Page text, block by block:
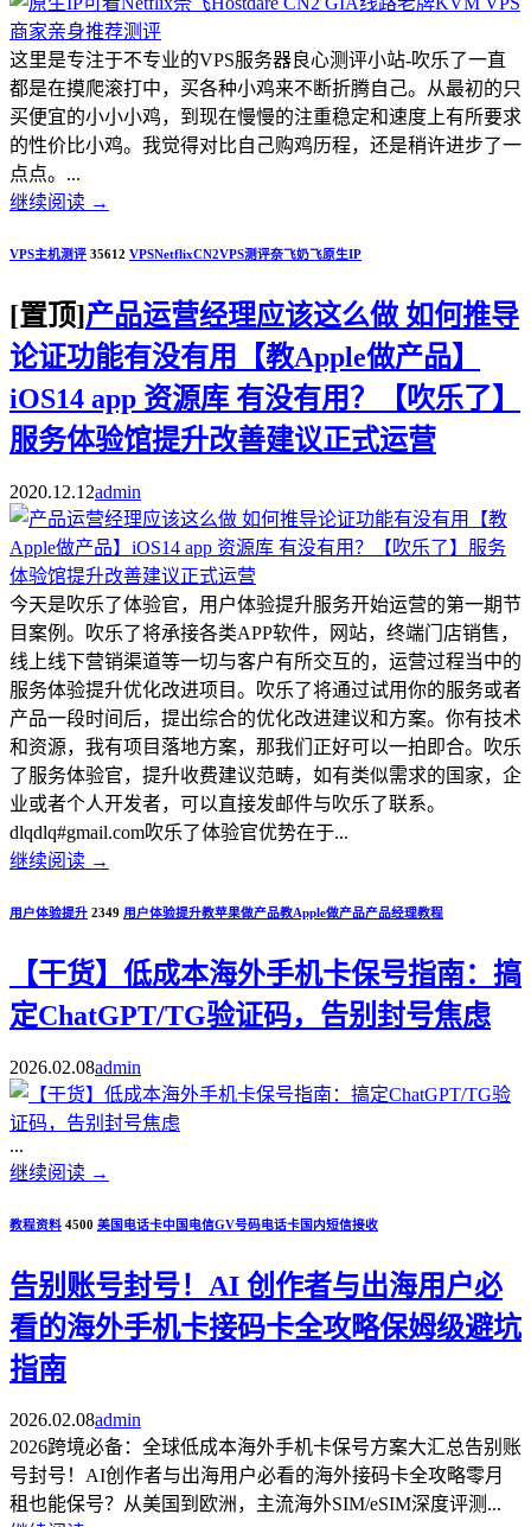
这里是专注于不专业的VPS服务器良心测评小站-吹乐了一直
都是在摸爬滚打中，买各种小鸡来不断折腾自己。从最初的只
买便宜的小小小鸡，到现在慢慢的注重稳定和速度上有所要求
的性价比小鸡。我觉得对比自己购鸡历程，还是稍许进步了一
点点。...
继续阅读 →
VPS主机测评 35612 VPSNetflixCN2VPS测评奈飞奶飞原生IP
[置顶]产品运营经理应该这么做 如何推导
论证功能有没有用【教Apple做产品】
iOS14 app 资源库 有没有用？【吹乐了】
服务体验馆提升改善建议正式运营
2020.12.12admin
今天是吹乐了体验官，用户体验提升服务开始运营的第一期节
目案例。吹乐了将承接各类APP软件，网站，终端门店销售，
线上线下营销渠道等一切与客户有所交互的，运营过程当中的
服务体验提升优化改进项目。吹乐了将通过试用你的服务或者
产品一段时间后，提出综合的优化改进建议和方案。你有技术
和资源，我有项目落地方案，那我们正好可以一拍即合。吹乐
了服务体验官，提升收费建议范畴，如有类似需求的国家，企
业或者个人开发者，可以直接发邮件与吹乐了联系。
dlqdlq#gmail.com吹乐了体验官优势在于...
继续阅读 →
用户体验提升 2349 用户体验提升教苹果做产品教Apple做产品产品经理教程
【干货】低成本海外手机卡保号指南：搞
定ChatGPT/TG验证码，告别封号焦虑
2026.02.08admin
...
继续阅读 →
教程资料 4500 美国电话卡中国电信GV号码电话卡国内短信接收
告别账号封号！AI 创作者与出海用户必
看的海外手机卡接码卡全攻略保姆级避坑
指南
2026.02.08admin
2026跨境必备：全球低成本海外手机卡保号方案大汇总告别账
号封号！AI创作者与出海用户必看的海外接码卡全攻略零月
租也能保号？从美国到欧洲，主流海外SIM/eSIM深度评测...